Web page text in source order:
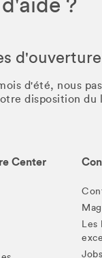
d'été, nous
disposition du
Center
Les
Jobs